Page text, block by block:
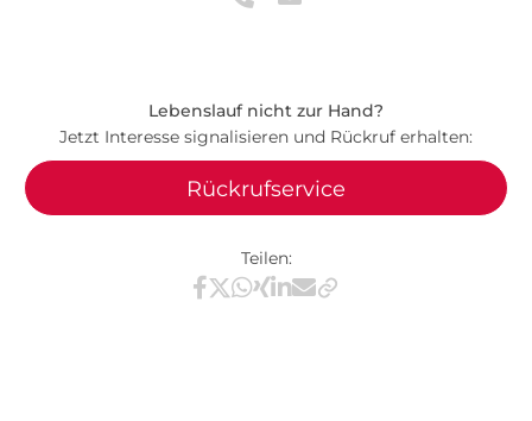
Lebenslauf nicht zur Hand?
Jetzt Interesse signalisieren und Rückruf erhalten:
Rückrufservice
Teilen:
Teilen via Facebook
Teilen via X / Twitter
Teilen via WhatsApp
Teilen via Xing
Teilen via LinkedIn
Teilen via E-Mail